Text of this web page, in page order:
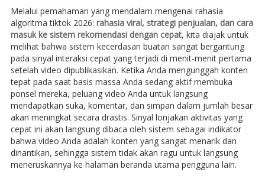
Melalui pemahaman yang mendalam mengenai rahasia
algoritma tiktok 2026: rahasia viral, strategi penjualan, dan cara
masuk ke sistem rekomendasi dengan cepat, kita diajak untuk
melihat bahwa sistem kecerdasan buatan sangat bergantung
pada sinyal interaksi cepat yang terjadi di menit-menit pertama
setelah video dipublikasikan. Ketika Anda mengunggah konten
tepat pada saat basis massa Anda sedang aktif membuka
ponsel mereka, peluang video Anda untuk langsung
mendapatkan suka, komentar, dan simpan dalam jumlah besar
akan meningkat secara drastis. Sinyal lonjakan aktivitas yang
cepat ini akan langsung dibaca oleh sistem sebagai indikator
bahwa video Anda adalah konten yang sangat menarik dan
dinantikan, sehingga sistem tidak akan ragu untuk langsung
meneruskannya ke halaman beranda utama pengguna lain.